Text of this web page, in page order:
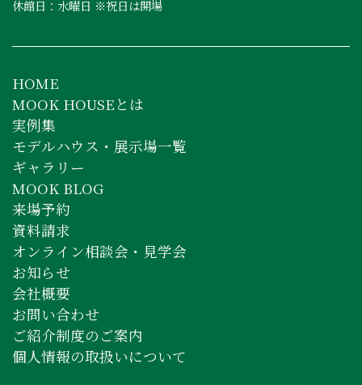
休館日：水曜日 ※祝日は開場
HOME
MOOK HOUSEとは
実例集
モデルハウス・展示場一覧
ギャラリー
MOOK BLOG
来場予約
資料請求
オンライン相談会・見学会
お知らせ
会社概要
お問い合わせ
ご紹介制度のご案内
個人情報の取扱いについて